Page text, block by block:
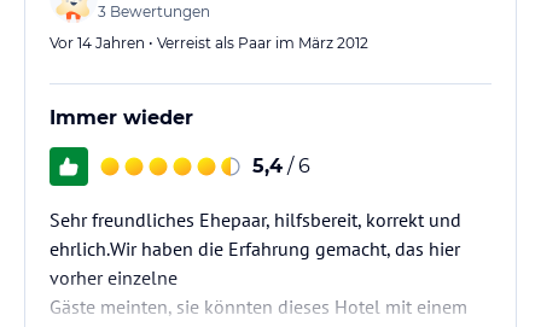
3 Bewertungen
Vor 14 Jahren • Verreist als Paar im März 2012
Immer wieder
5,4 / 6
Sehr freundliches Ehepaar, hilfsbereit, korrekt und
ehrlich.Wir haben die Erfahrung gemacht, das hier
vorher einzelne
Gäste meinten, sie könnten dieses Hotel mit einem